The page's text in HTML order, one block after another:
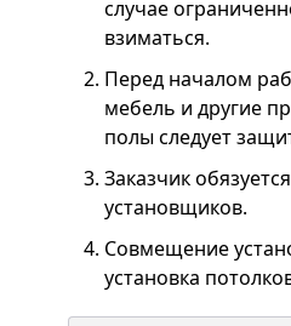
случае
взиматься.
Перед началом
мебель и другие
полы следует
Заказчик
установщиков.
Совмещение
установка